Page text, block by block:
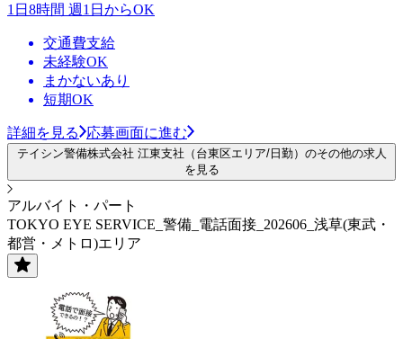
1日8時間 週1日からOK
交通費支給
未経験OK
まかないあり
短期OK
詳細を見る 応募画面に進む
テイシン警備株式会社 江東支社（台東区エリア/日勤）のその他の求人
を見る
アルバイト・パート
TOKYO EYE SERVICE_警備_電話面接_202606_浅草(東武・
都営・メトロ)エリア